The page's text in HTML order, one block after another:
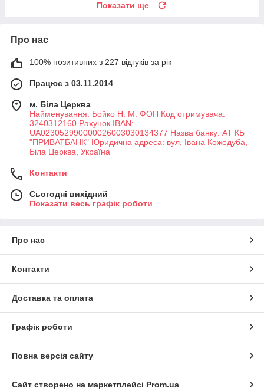
Показати ще
Про нас
100% позитивних з 227 відгуків за рік
Працює з 03.11.2014
м. Біла Церква
Найменування: Бойко Н. М. ФОП Код отримувача:
3240312160 Рахунок IBAN:
UA023052990000026003030134377 Назва банку: АТ КБ
"ПРИВАТБАНК" Юридична адреса: вул. Івана Кожедуба,
Біла Церква, Україна
Контакти
Сьогодні вихідний
Показати весь графік роботи
Про нас
Контакти
Доставка та оплата
Графік роботи
Повна версія сайту
Сайт створено на маркетплейсі Prom.ua